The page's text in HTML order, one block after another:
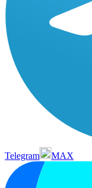
Telegram MAX